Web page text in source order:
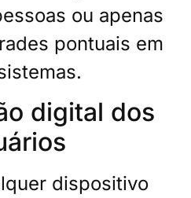
ou apenas
pontuais em
digital dos
dispositivo